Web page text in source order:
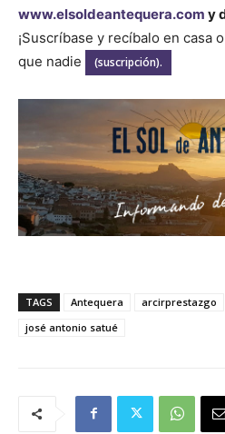
www.elsoldeantequera.com y
¡Suscríbase y recíbalo en casa
que nadie
(suscripción).
TAGS Antequera arcirprestazgo
josé antonio satué